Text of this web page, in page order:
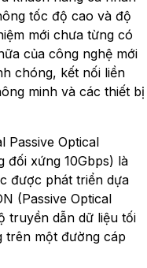
tốc độ cao và độ
mới chưa từng có
của công nghệ mới
chóng, kết nối liền
minh và các thiết bị
Passive Optical
đối xứng 10Gbps) là
được phát triển dựa
(Passive Optical
truyền dẫn dữ liệu tối
trên một đường cáp